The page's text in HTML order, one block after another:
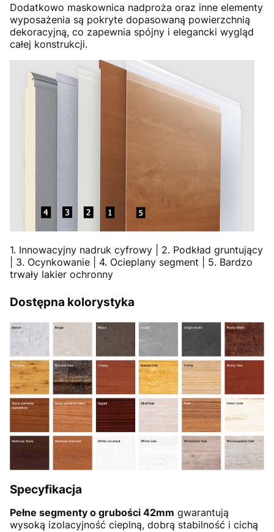
Dodatkowo maskownica nadproża oraz inne elementy
wyposażenia są pokryte dopasowaną powierzchnią
dekoracyjną, co zapewnia spójny i elegancki wygląd
całej konstrukcji.
1. Innowacyjny nadruk cyfrowy | 2. Podkład gruntujący
| 3. Ocynkowanie | 4. Ocieplany segment | 5. Bardzo
trwały lakier ochronny
Dostępna kolorystyka
Specyfikacja
Pełne segmenty o grubości 42mm gwarantują
wysoką izolacyjność cieplną, dobrą stabilność i cichą